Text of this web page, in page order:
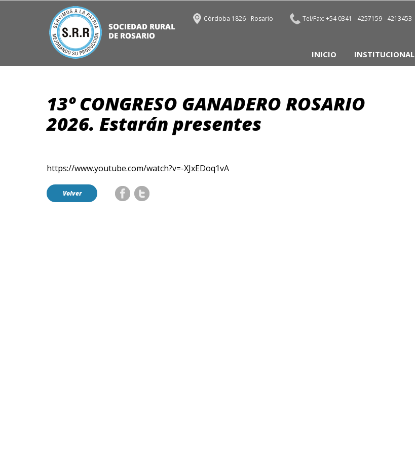
Córdoba 1826 - Rosario Tel/Fax: +54 0341 - 4257159 - 4213453
INICIO INSTITUCIONAL
13º CONGRESO GANADERO ROSARIO
2026. Estarán presentes
https://www.youtube.com/watch?v=-XJxEDoq1vA
Volver